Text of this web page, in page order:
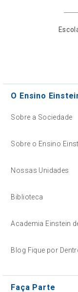
O Ensino
Sobre a Sociedade
Sobre o Ensino
Nossas Unidades
Biblioteca
Academia Einstein
Blog Fique por
Faça Parte